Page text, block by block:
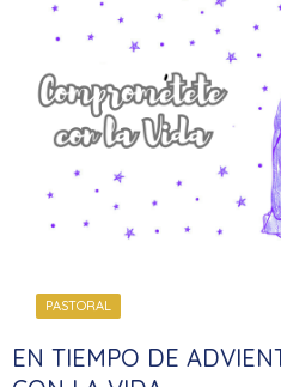
PASTORAL
EN TIEMPO DE